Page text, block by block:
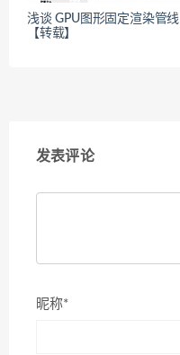
浅谈 GPU图形固定渲染管线
【转载】
发表评论
昵称*